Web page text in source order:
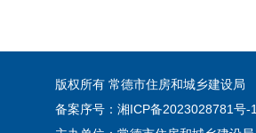
版权所有 常德市住房和城乡建设局
备案序号：湘ICP备2023028781号-1